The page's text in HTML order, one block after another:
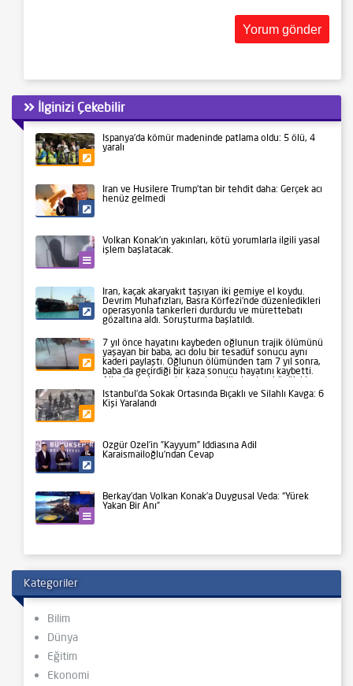
İlginizi Çekebilir
İspanya’da kömür madeninde patlama oldu: 5 ölü, 4
yaralı
İran ve Husilere Trump’tan bir tehdit daha: Gerçek acı
henüz gelmedi
Volkan Konak’ın yakınları, kötü yorumlarla ilgili yasal
işlem başlatacak.
Siyaset
İran, kaçak akaryakıt taşıyan iki gemiye el koydu.
Devrim Muhafızları, Basra Körfezi’nde düzenledikleri
operasyonla tankerleri durdurdu ve mürettebatı
gözaltına aldı. Soruşturma başlatıldı.
Gündem
7 yıl önce hayatını kaybeden oğlunun trajik ölümünü
yaşayan bir baba, acı dolu bir tesadüf sonucu aynı
kaderi paylaştı. Oğlunun ölümünden tam 7 yıl sonra,
baba da geçirdiği bir kaza sonucu hayatını kaybetti.
Aile üyeleri ve yakınları, bu talihsiz olayı büyük bir
üzüntüyle karşıladı.
İstanbul’da Sokak Ortasında Bıçaklı ve Silahlı Kavga: 6
Kişi Yaralandı
Özgür Özel’in ”Kayyum” İddiasına Adil
Karaismailoğlu’ndan Cevap
Berkay’dan Volkan Konak’a Duygusal Veda: “Yürek
Yakan Bir Anı”
Kategoriler
Bilim
Dünya
Eğitim
Ekonomi